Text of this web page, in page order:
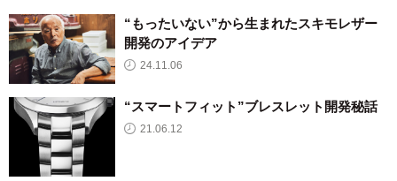
“もったいない”から生まれたスキモレザー
開発のアイデア
24.11.06
“スマートフィット”ブレスレット開発秘話
21.06.12